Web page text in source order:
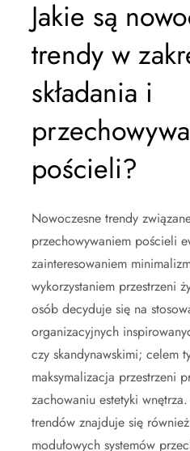
Jakie są
trendy w
składania i
pościeli?
Nowoczesne trendy
przechowywaniem pościeli
zainteresowaniem
wykorzystaniem przestrzeni
osób decyduje się na
organizacyjnych
czy skandynawskimi; celem
maksymalizacja przestrzeni
zachowaniu estetyki
trendów znajduje się
modułowych systemów